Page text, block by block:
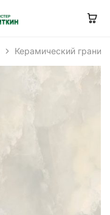
Керамический гранит